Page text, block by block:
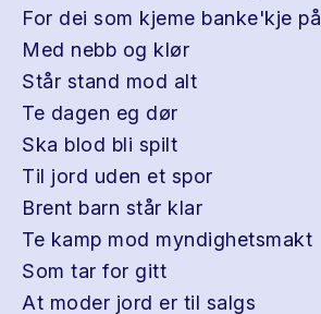
For dei som kjeme banke'kje på
Med nebb og klør
Står stand mod alt
Te dagen eg dør
Ska blod bli spilt
Til jord uden et spor
Brent barn står klar
Te kamp mod myndighetsmakt
Som tar for gitt
At moder jord er til salgs